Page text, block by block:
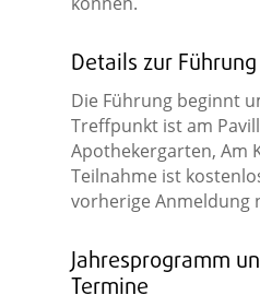
Details zur Führung
Die Führung beginnt
Treffpunkt ist am
Apothekergarten, Am
Teilnahme ist
vorherige Anmeldung
Jahresprogramm
Termine